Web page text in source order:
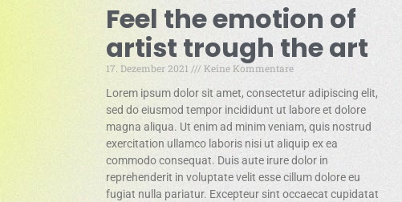
Feel the emotion of
artist trough the art
17. Dezember 2021
Keine Kommentare
Lorem ipsum dolor sit amet, consectetur adipiscing elit,
sed do eiusmod tempor incididunt ut labore et dolore
magna aliqua. Ut enim ad minim veniam, quis nostrud
exercitation ullamco laboris nisi ut aliquip ex ea
commodo consequat. Duis aute irure dolor in
reprehenderit in voluptate velit esse cillum dolore eu
fugiat nulla pariatur. Excepteur sint occaecat cupidatat